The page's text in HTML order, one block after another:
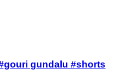
gundalu #shorts